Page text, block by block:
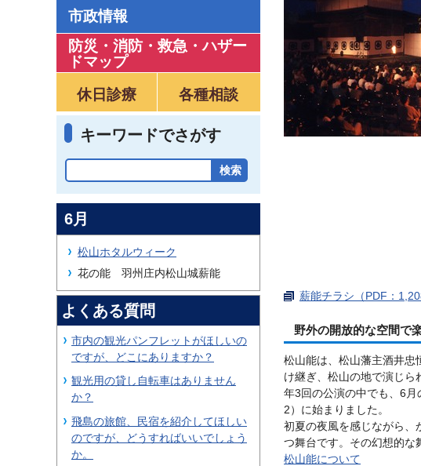
市政情報
防災・消防・救急 ・ハザー
ドマップ
休日診療
各種相談
キーワードでさがす
薪能チラシ（PDF：
野外の開放的な空間で
松山能は、松山藩主酒井忠
け継ぎ、松山の地で演じら
年3回の公演の中でも、6
2）に始まりました。
初夏の夜風を感じながら、
つ舞台です。その幻想的な
松山能について
6月
松山ホタルウィーク
花の能 羽州庄内松山城薪能
よくある質問
市内の観光パンフレットがほしいの
ですが、どこにありますか？
観光用の貸し自転車はありません
か？
飛島の旅館、民宿を紹介してほしい
のですが、どうすればいいでしょう
か。